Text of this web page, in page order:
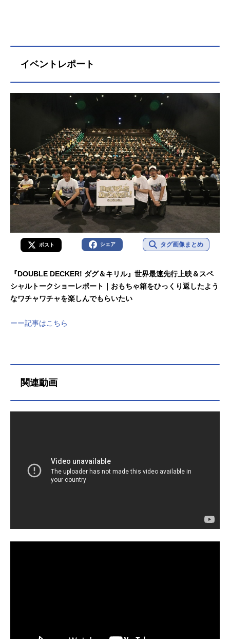
イベントレポート
ポスト シェア タグ画像まとめ
『DOUBLE DECKER! ダグ＆キリル』世界最速先行上映＆スペ
シャルトークショーレポート｜おもちゃ箱をひっくり返したよう
なワチャワチャを楽しんでもらいたい
ーー記事はこちら
関連動画